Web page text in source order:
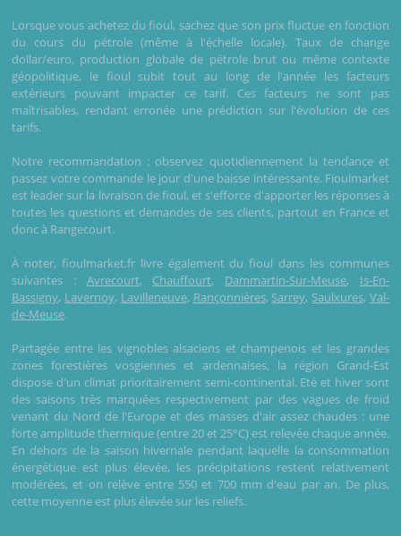
Lorsque vous achetez du fioul, sachez que son prix fluctue en fonction
du cours du pétrole (même à l'échelle locale). Taux de change
dollar/euro, production globale de pétrole brut ou même contexte
géopolitique, le fioul subit tout au long de l'année les facteurs
extérieurs pouvant impacter ce tarif. Ces facteurs ne sont pas
maîtrisables, rendant erronée une prédiction sur l'évolution de ces
tarifs.
Notre recommandation : observez quotidiennement la tendance et
passez votre commande le jour d'une baisse intéressante. Fioulmarket
est leader sur la livraison de fioul, et s'efforce d'apporter les réponses à
toutes les questions et demandes de ses clients, partout en France et
donc à Rangecourt.
À noter, fioulmarket.fr livre également du fioul dans les communes
suivantes : Avrecourt, Chauffourt, Dammartin-Sur-Meuse, Is-En-
Bassigny, Lavernoy, Lavilleneuve, Rançonnières, Sarrey, Saulxures,Val-
de-Meuse.
Partagée entre les vignobles alsaciens et champenois et les grandes
zones forestières vosgiennes et ardennaises, la région Grand-Est
dispose d'un climat prioritairement semi-continental. Eté et hiver sont
des saisons très marquées respectivement par des vagues de froid
venant du Nord de l'Europe et des masses d'air assez chaudes : une
forte amplitude thermique (entre 20 et 25°C) est relevée chaque année.
En dehors de la saison hivernale pendant laquelle la consommation
énergétique est plus élevée, les précipitations restent relativement
modérées, et on relève entre 550 et 700 mm d'eau par an. De plus,
cette moyenne est plus élevée sur les reliefs.